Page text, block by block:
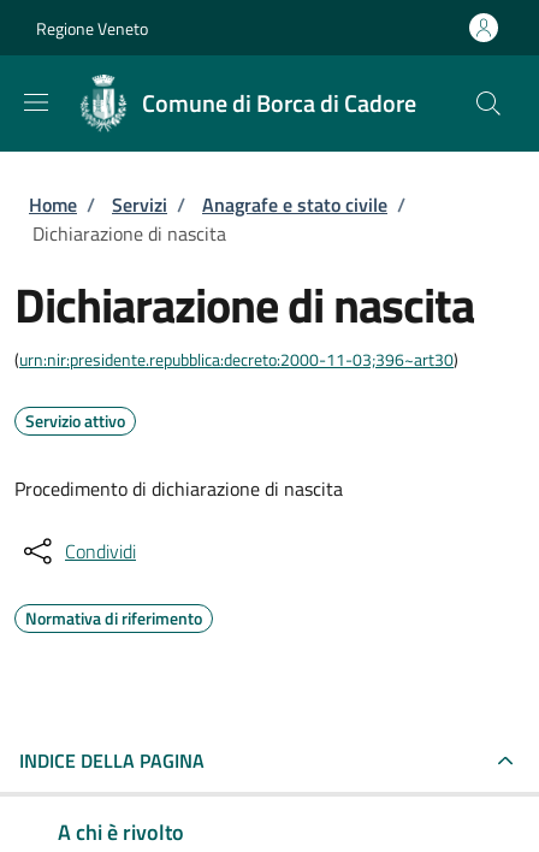
Regione Veneto
Comune di Borca di Cadore
Briciole di pane
Home / Servizi / Anagrafe e stato civile /
Dichiarazione di nascita
Dichiarazione di nascita
(urn:nir:presidente.repubblica:decreto:2000-11-03;396~art30)
Servizio attivo
Procedimento di dichiarazione di nascita
Condividi
Normativa di riferimento
INDICE DELLA PAGINA
A chi è rivolto